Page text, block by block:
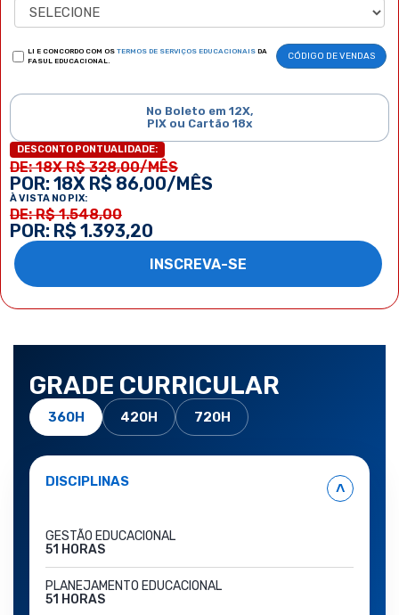
LI E CONCORDO COM OS TERMOS DE SERVIÇOS EDUCACIONAIS DA
FASUL EDUCACIONAL.
CÓDIGO DE VENDAS
No Boleto em 12X,
PIX ou Cartão 18x
DESCONTO PONTUALIDADE:
DE: 18X R$ 328,00/MÊS
POR: 18X R$ 86,00/MÊS
À VISTA NO PIX:
DE: R$ 1.548,00
POR: R$ 1.393,20
INSCREVA-SE
GRADE CURRICULAR
360H 420H 720H
DISCIPLINAS ˄
GESTÃO EDUCACIONAL
51 HORAS
PLANEJAMENTO EDUCACIONAL
51 HORAS